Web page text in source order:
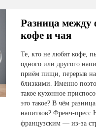
Разница между
кофе и чая
Те, кто не любят кофе,
одного или другого
приём пищи, перерыв
близкими. Именно
такое кухонное
это такое? В чём
напитков? Френч-пресс
французским — из-за